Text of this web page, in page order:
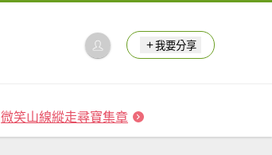
我要分享
微笑山線縱走尋寶集章